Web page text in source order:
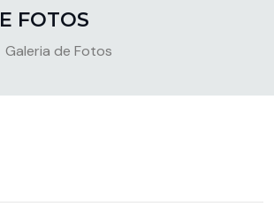
E FOTOS
Galeria de Fotos